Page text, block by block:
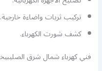
تركيب ثريات واضاءة خارجية.
كشف شورت الكهرباء.
فني كهرباء شمال شرق